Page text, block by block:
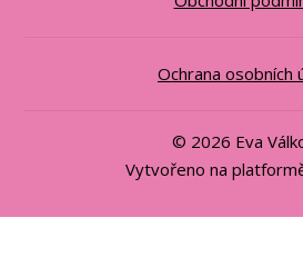
Ochrana osobních
© 2026 Eva
Vytvořeno na